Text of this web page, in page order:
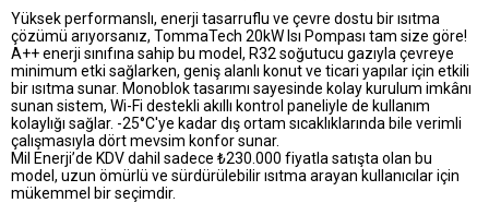
Yüksek performanslı, enerji tasarruflu ve çevre dostu bir ısıtma
çözümü arıyorsanız, TommaTech 20kW Isı Pompası tam size göre!
A++ enerji sınıfına sahip bu model, R32 soğutucu gazıyla çevreye
minimum etki sağlarken, geniş alanlı konut ve ticari yapılar için etkili
bir ısıtma sunar. Monoblok tasarımı sayesinde kolay kurulum imkânı
sunan sistem, Wi-Fi destekli akıllı kontrol paneliyle de kullanım
kolaylığı sağlar. -25°C'ye kadar dış ortam sıcaklıklarında bile verimli
çalışmasıyla dört mevsim konfor sunar.
Mil Enerji’de KDV dahil sadece ₺230.000 fiyatla satışta olan bu
model, uzun ömürlü ve sürdürülebilir ısıtma arayan kullanıcılar için
mükemmel bir seçimdir.